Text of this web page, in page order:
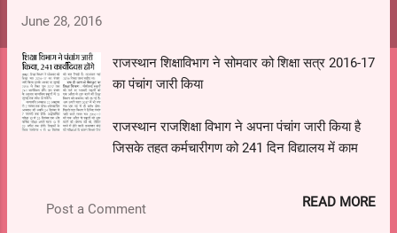
June 28, 2016
राजस्थान शिक्षाविभाग ने सोमवार को शिक्षा सत्र 2016-17
का पंचांग जारी किया
राजस्थान राजशिक्षा विभाग ने अपना पंचांग जारी किया है
जिसके तहत कर्मचारीगण को 241 दिन विद्यालय में काम
Post a Comment READ MORE